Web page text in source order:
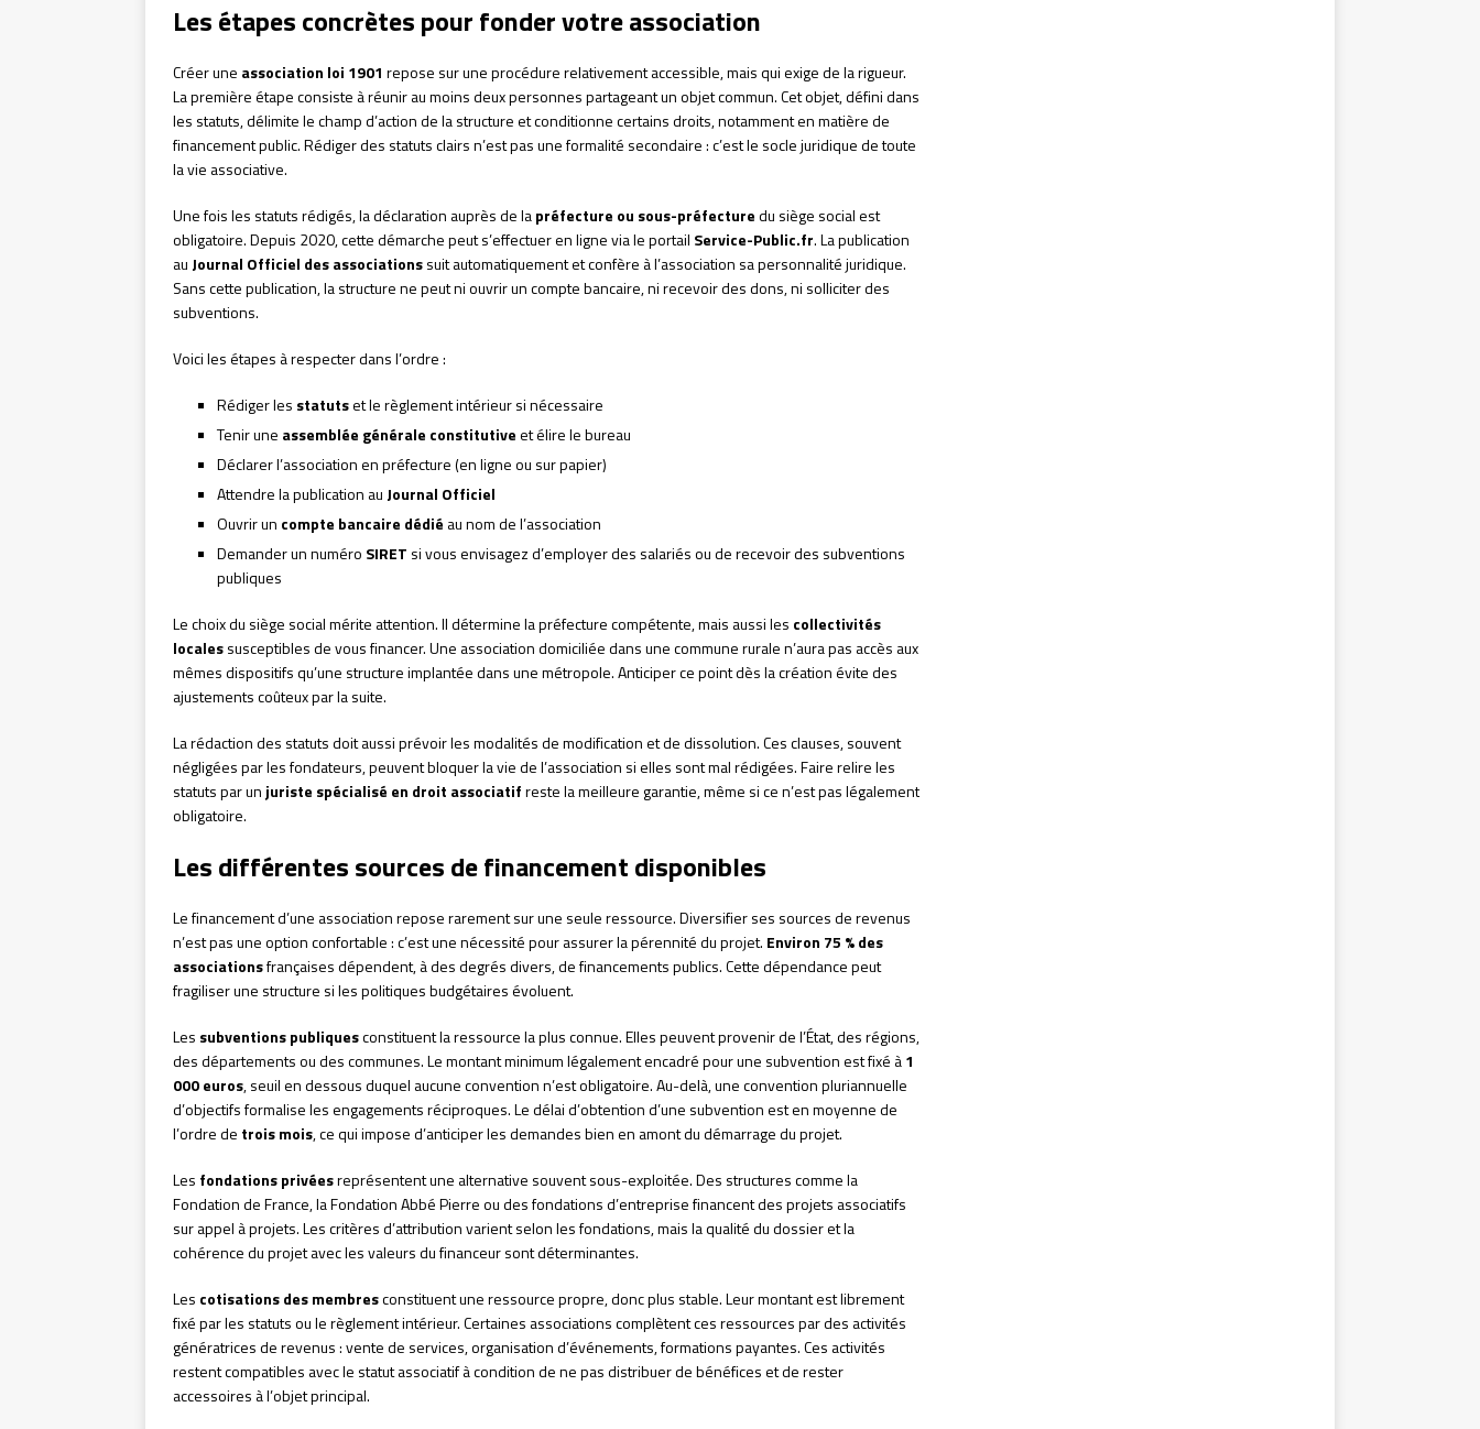
Les étapes concrètes pour fonder votre association
Créer une association loi 1901 repose sur une procédure relativement accessible, mais qui exige de la rigueur.
La première étape consiste à réunir au moins deux personnes partageant un objet commun. Cet objet, défini dans
les statuts, délimite le champ d’action de la structure et conditionne certains droits, notamment en matière de
financement public. Rédiger des statuts clairs n’est pas une formalité secondaire : c’est le socle juridique de toute
la vie associative.
Une fois les statuts rédigés, la déclaration auprès de lapréfecture ou sous-préfecturedu siège social est
obligatoire. Depuis 2020, cette démarche peut s’effectuer en ligne via le portail Service-Public.fr. La publication
au Journal Officiel des associationssuit automatiquement et confère à l’association sa personnalité juridique.
Sans cette publication, la structure ne peut ni ouvrir un compte bancaire, ni recevoir des dons, ni solliciter des
subventions.
Voici les étapes à respecter dans l’ordre :
Rédiger les statutset le règlement intérieur si nécessaire
Tenir une assemblée générale constitutiveet élire le bureau
Déclarer l’association en préfecture (en ligne ou sur papier)
Attendre la publication au Journal Officiel
Ouvrir un compte bancaire dédié au nom de l’association
Demander un numéro SIRET si vous envisagez d’employer des salariés ou de recevoir des subventions
publiques
Le choix du siège social mérite attention. Il détermine la préfecture compétente, mais aussi les collectivités
localessusceptibles de vous financer. Une association domiciliée dans une commune rurale n’aura pas accès aux
mêmes dispositifs qu’une structure implantée dans une métropole. Anticiper ce point dès la création évite des
ajustements coûteux par la suite.
La rédaction des statuts doit aussi prévoir les modalités de modification et de dissolution. Ces clauses, souvent
négligées par les fondateurs, peuvent bloquer la vie de l’association si elles sont mal rédigées. Faire relire les
statuts par un juriste spécialisé en droit associatifreste la meilleure garantie, même si ce n’est pas légalement
obligatoire.
Les différentes sources de financement disponibles
Le financement d’une association repose rarement sur une seule ressource. Diversifier ses sources de revenus
n’est pas une option confortable : c’est une nécessité pour assurer la pérennité du projet. Environ 75 % des
associationsfrançaises dépendent, à des degrés divers, de financements publics. Cette dépendance peut
fragiliser une structure si les politiques budgétaires évoluent.
Les subventions publiquesconstituent la ressource la plus connue. Elles peuvent provenir de l’État, des régions,
des départements ou des communes. Le montant minimum légalement encadré pour une subvention est fixé à1
000 euros, seuil en dessous duquel aucune convention n’est obligatoire. Au-delà, une convention pluriannuelle
d’objectifs formalise les engagements réciproques. Le délai d’obtention d’une subvention est en moyenne de
l’ordre de trois mois, ce qui impose d’anticiper les demandes bien en amont du démarrage du projet.
Les fondations privéesreprésentent une alternative souvent sous-exploitée. Des structures comme la
Fondation de France, la Fondation Abbé Pierre ou des fondations d’entreprise financent des projets associatifs
sur appel à projets. Les critères d’attribution varient selon les fondations, mais la qualité du dossier et la
cohérence du projet avec les valeurs du financeur sont déterminantes.
Les cotisations des membresconstituent une ressource propre, donc plus stable. Leur montant est librement
fixé par les statuts ou le règlement intérieur. Certaines associations complètent ces ressources par des activités
génératrices de revenus : vente de services, organisation d’événements, formations payantes. Ces activités
restent compatibles avec le statut associatif à condition de ne pas distribuer de bénéfices et de rester
accessoires à l’objet principal.